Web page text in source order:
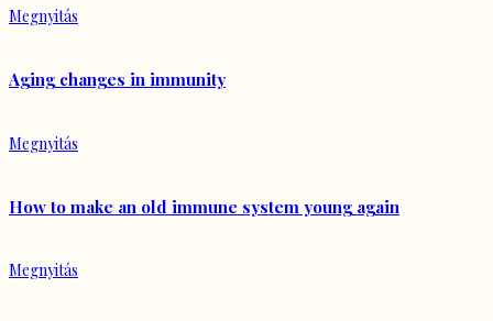
Megnyitás
Aging changes in immunity
Megnyitás
How to make an old immune system young again
Megnyitás